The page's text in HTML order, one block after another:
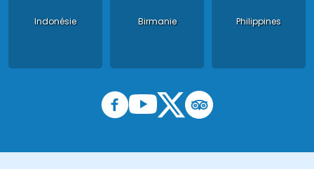
Indonésie Birmanie Philippines